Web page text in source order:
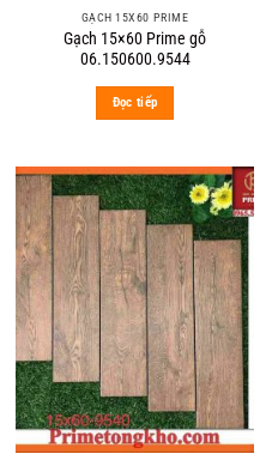
GẠCH 15X60 PRIME
Gạch 15×60 Prime gỗ
06.150600.9544
Đọc tiếp